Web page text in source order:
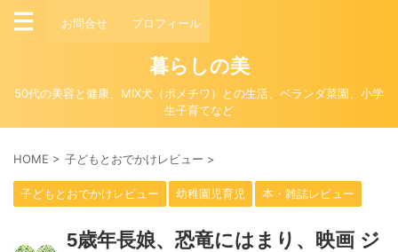
お問合せ プロフィール
暮らしの美
50代の美容と健康、MIX犬（ポメチワ）との生活、ベランダ菜園、小学
生子育てなど
HOME > 子どもとおでかけレビュー >
子どもとおでかけレビュー 幼稚園児育児 本・雑誌レビュー
5歳年長娘、恐竜にはまり、映画 ジ